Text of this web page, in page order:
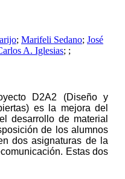
; Marifeli Sedano; José
A. Iglesias; ;
D2A2 (Diseño y
es la mejora del
desarrollo de material
de los alumnos
dos asignaturas de la
Estas dos